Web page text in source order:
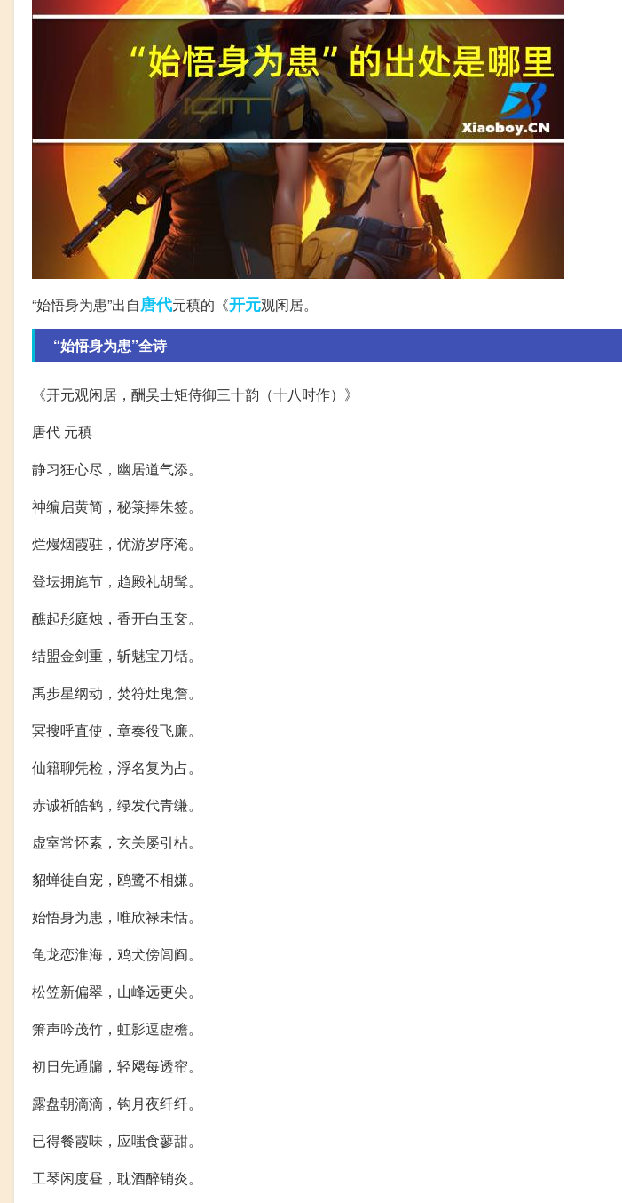
“始悟身为患”出自唐代元稹的《开元观闲居。
“始悟身为患”全诗
《开元观闲居，酬吴士矩侍御三十韵（十八时作）》
唐代 元稹
静习狂心尽，幽居道气添。
神编启黄简，秘箓捧朱签。
烂熳烟霞驻，优游岁序淹。
登坛拥旄节，趋殿礼胡髯。
醮起彤庭烛，香开白玉奁。
结盟金剑重，斩魅宝刀铦。
禹步星纲动，焚符灶鬼詹。
冥搜呼直使，章奏役飞廉。
仙籍聊凭检，浮名复为占。
赤诚祈皓鹤，绿发代青缣。
虚室常怀素，玄关屡引枮。
貂蝉徒自宠，鸥鹭不相嫌。
始悟身为患，唯欣禄未恬。
龟龙恋淮海，鸡犬傍闾阎。
松笠新偏翠，山峰远更尖。
箫声吟茂竹，虹影逗虚檐。
初日先通牖，轻飔每透帘。
露盘朝滴滴，钩月夜纤纤。
已得餐霞味，应嗤食蓼甜。
工琴闲度昼，耽酒醉销炎。